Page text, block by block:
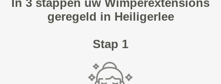
In 3 stappen uw Wimperextensions
geregeld in Heiligerlee
Stap 1